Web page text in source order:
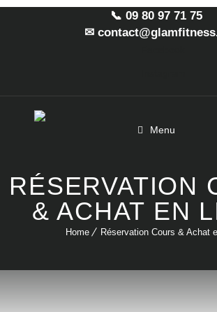
📞 09 80 97 71 75
✉
Menu
RÉSERVATION
& ACHAT EN
Home Réservation Cours & Achat